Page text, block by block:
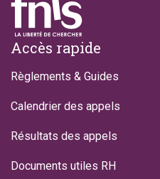
Footer
Accès rapide
Règlements & Guides
Calendrier des appels
Résultats des appels
Documents utiles RH